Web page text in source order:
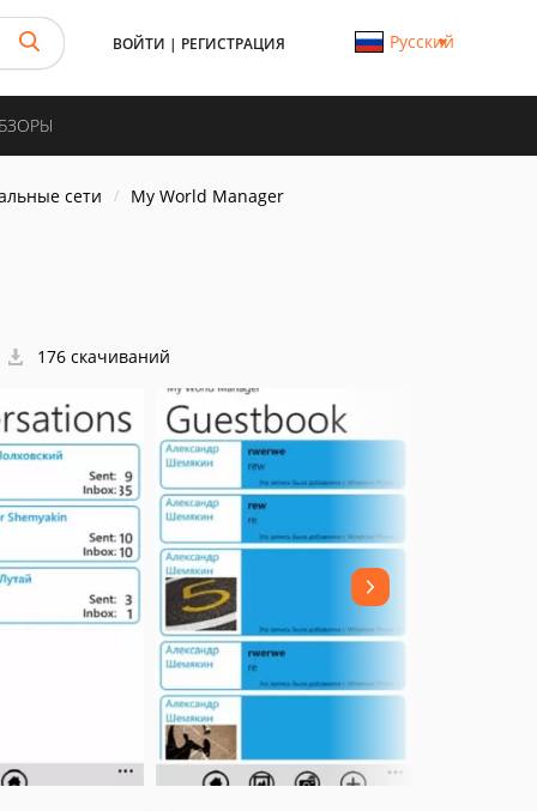
ВОЙТИ | РЕГИСТРАЦИЯ Русский
сети My World Manager
176 скачиваний